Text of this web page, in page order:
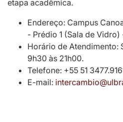
etapa acadêmica.
Endereço: Campus
- Prédio 1 (Sala de Vidro)
Horário de Atendimento:
9h30 às 21h00.
Telefone: +55 51
E-mail: